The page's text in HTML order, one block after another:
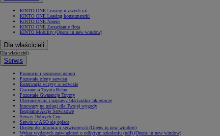
KINTO ONE Leasing niższych rat
KINTO ONE Leasing konsumencki
KINTO ONE Najem
KINTO ONE Zarządzanie flotą
KINTO Mobility (Opens in new window)
Dla właścicieli
Dla właścicieli
Serwis
Promocje i sezonowe usługi
Pozostałe oferty serwisu
Rezerwacja wizyty w serwisie
Gwarancja Toyota Relax
Pozostałe Gwarancje Toyoty
Ubezpieczenia i naprawy blacharsko-lakiernicze
Innowacyjne usługi dla Twojej wygody
Bezpłatne Akcje Serwisowe
Serwis Dobrych Cen
Serwis w ASO się opłaca
Dostęp do informacji serwisowych (Opens in new window)
Wykaz wydanych zaświadczeń o odbytym szkoleniu (pdf) (Opens in new window)